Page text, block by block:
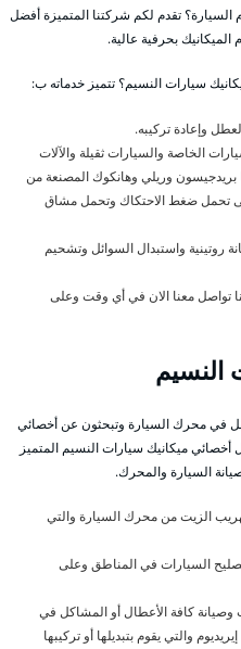
تقدم لكم شركتنا المتميزة أفضل
بحرفية عالية.
سيارات النسيم؟ تتميز خدماته ب:
وإعادة تركيبه.
الخاصة والسيارات ثقيلة والآلات
بريدجيسون وريلي وهانكوك المصنعة من
تحمل ضغط الاحتكاك وتحمل مشاق
روتينية واستبدال السوائل وتشحيم
تواصل معنا الان في أي وقت وعلى
النسيم
في محرك السيارة وتبحثون عن أخصائي
ميكانيك سيارات النسيم المتميز
السيارة والمحرك.
الزيت من محرك السيارة والتي
السيارات في المناطق وعلى
كافة الأعطال أو المشاكل في
والتي يقوم بتبديلها أو تركيبها